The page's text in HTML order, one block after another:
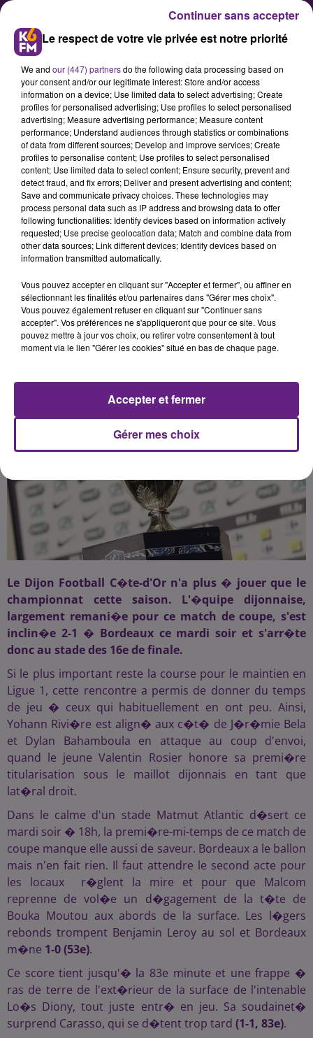
Football : La Coupe de France est
finie pour Dijon
Le Dijon Football Côte-d'Or n'a plus
à jouer que le championnat cette
saison. L'équipe dijonnaise,
largement remaniée pour ce match
Bordeaux ce mardi soir et s'arrête
Publié : 31 janvier 2017 à 19h03 par 45
Le Dijon Football C�te-d'Or n'a plus � jouer que le
championnat cette saison. L'�quipe dijonnaise,
largement remani�e pour ce match de coupe, s'est
inclin�e 2-1 � Bordeaux ce mardi soir et s'arr�te
donc au stade des 16e de finale.
Si le plus important reste la course pour le maintien en
Ligue 1, cette rencontre a permis de donner du temps
de jeu � ceux qui habituellement en ont peu. Ainsi,
Yohann Rivi�re est align� aux c�t� de J�r�mie Bela
et Dylan Bahamboula en attaque au coup d'envoi,
quand le jeune Valentin Rosier honore sa premi�re
titularisation sous le maillot dijonnais en tant que
lat�ral droit.
Dans le calme d'un stade Matmut Atlantic d�sert ce
mardi soir � 18h, la premi�re-mi-temps de ce match de
coupe manque elle aussi de saveur. Bordeaux a le ballon
mais n'en fait rien. Il faut attendre le second acte pour
les locaux r�glent la mire et pour que Malcom
reprenne de vol�e un d�gagement de la t�te de
Bouka Moutou aux abords de la surface. Les l�gers
rebonds trompent Benjamin Leroy au sol et Bordeaux
m�ne 1-0 (53e).
Ce score tient jusqu'� la 83e minute et une frappe �
ras de terre de l'ext�rieur de la surface de l'intenable
Lo�s Diony, tout juste entr� en jeu. Sa soudainet�
surprend Carasso, qui se d�tent trop tard (1-1, 83e).
Le respect de votre vie privée est notre priorité
We and our (447) partnersdo the following data processing based on
your consent and/or our legitimate interest: Store and/or access
information on a device; Use limited data to select advertising; Create
profiles for personalised advertising; Use profiles to select personalised
advertising; Measure advertising performance; Measure content
performance; Understand audiences through statistics or combinations
of data from different sources; Develop and improve services; Create
profiles to personalise content; Use profiles to select personalised
content; Use limited data to select content; Ensure security, prevent and
detect fraud, and fix errors; Deliver and present advertising and content;
Save and communicate privacy choices. These technologies may
process personal data such as IP address and browsing data to offer
following functionalities: Identify devices based on information actively
requested; Use precise geolocation data; Match and combine data from
other data sources; Link different devices; Identify devices based on
information transmitted automatically.
Vous pouvez accepter en cliquant sur "Accepter et fermer", ou affiner en
sélectionnant les finalités et/ou partenaires dans "Gérer mes choix".
Vous pouvez également refuser en cliquant sur "Continuer sans
accepter". Vos préférences ne s'appliqueront que pour ce site. Vous
pouvez mettre à jour vos choix, ou retirer votre consentement à tout
moment via le lien "Gérer les cookies" situé en bas de chaque page.
Gérer mes choix
Accepter et fermer
Continuer sans accepter